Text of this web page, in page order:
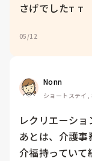
さげでした‬т т
05/12
Nonn
ショートステイ
レクリエーシ
あとは、介護事
介福持っていて